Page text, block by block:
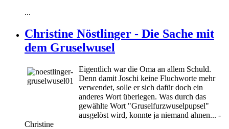
...
Christine Nöstlinger - Die Sache mit
dem Gruselwusel
Eigentlich war die Oma an allem Schuld.
Denn damit Joschi keine Fluchworte mehr
verwendet, solle er sich dafür doch ein
anderes Wort überlegen. Was durch das
gewählte Wort "Gruselfurzwuselpupsel"
ausgelöst wird, konnte ja niemand ahnen... -
Christine